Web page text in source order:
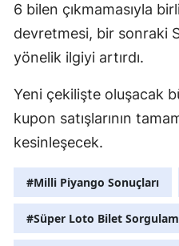
6 bilen çıkmamasıyla
devretmesi, bir sonraki
yönelik ilgiyi artırdı.
Yeni çekilişte oluşacak
kupon satışlarının
kesinleşecek.
#Milli Piyango Sonuçları
#Süper Loto Bilet